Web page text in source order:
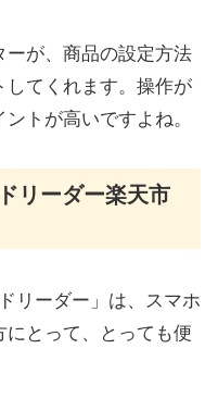
ーが、商品の設定方法
てくれます。操作が
トが高いですよね。
リーダー楽天市
リーダー」は、スマホ
とって、とっても便